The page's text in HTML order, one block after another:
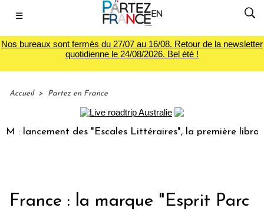
☰
Nos bureaux sont fermés du 27/07 au 16/08. Retour de la newsletter
quotidienne le 24/08/2026. Bel été !
Accueil > Partez en France
des "Escales Littéraires", la première librairie du
France : la marque "Esprit Parc